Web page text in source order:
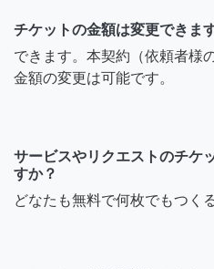
チケットの金額は変更できま
できます。本契約（依頼者様
金額の変更は可能です。
サービスやリクエストのチケ
すか？
どなたも無料で何枚でもつく